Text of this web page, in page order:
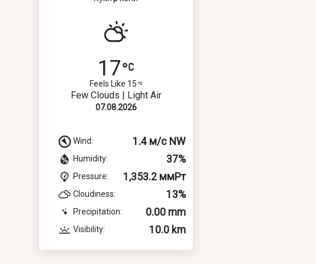
17
Feels Like 15
Few Clouds | Light Air
07.08.2026
Wind: 1.4 м/с NW
Humidity: 37%
Pressure: 1,353.2 ммРт
Cloudiness: 13%
Precipitation: 0.00 mm
Visibility: 10.0 km